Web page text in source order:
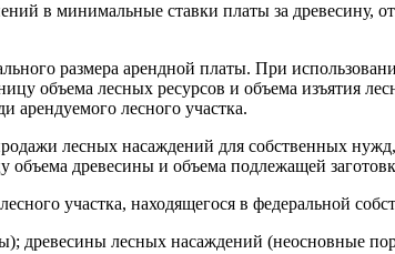
в минимальные ставки платы за древесину,
размера арендной платы. При
объема лесных ресурсов и объема изъятия
арендуемого лесного участка.
лесных насаждений для собственных
объема древесины и объема подлежащей
участка, находящегося в федеральной
древесины лесных насаждений (неосновные